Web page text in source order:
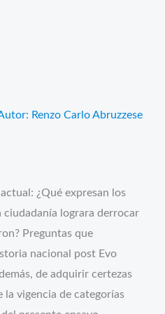
Renzo Carlo Abruzzese
¿Qué expresan los
ciudadanía lograra derrocar
Preguntas que
nacional post Evo
de adquirir certezas
vigencia de categorías